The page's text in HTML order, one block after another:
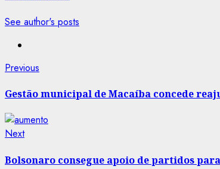
See author's posts
Post
navigation
Previous
Gestão municipal de Macaíba concede
NextNext
Bolsonaro consegue apoio de partidos